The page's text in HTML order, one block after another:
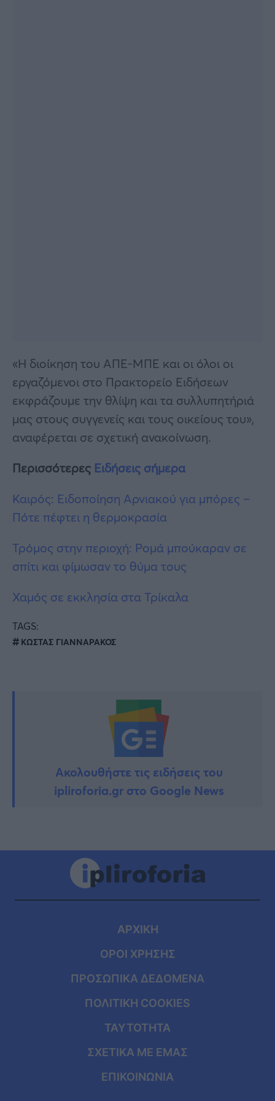
«Η διοίκηση του ΑΠΕ-ΜΠΕ και οι όλοι οι
εργαζόμενοι στο Πρακτορείο Ειδήσεων
εκφράζουμε την θλίψη και τα συλλυπητήριά
μας στους συγγενείς και τους οικείους του»,
αναφέρεται σε σχετική ανακοίνωση.
Περισσότερες Ειδήσεις σήμερα
Καιρός: Ειδοποίηση Αρνιακού για μπόρες –
Πότε πέφτει η θερμοκρασία
Τρόμος στην περιοχή: Ρομά μπούκαραν σε
σπίτι και φίμωσαν το θύμα τους
Χαμός σε εκκλησία στα Τρίκαλα
TAGS:
ΚΩΣΤΑΣ ΓΙΑΝΝΑΡΑΚΟΣ
Ακολουθήστε τις ειδήσεις του
ipliroforia.gr στο Google News
ΑΡΧΙΚΗ
ΟΡΟΙ ΧΡΗΣΗΣ
ΠΡΟΣΩΠΙΚΑ ΔΕΔΟΜΕΝΑ
ΠΟΛΙΤΙΚΗ COOKIES
ΤΑΥΤΟΤΗΤΑ
ΣΧΕΤΙΚΑ ΜΕ ΕΜΑΣ
ΕΠΙΚΟΙΝΩΝΙΑ